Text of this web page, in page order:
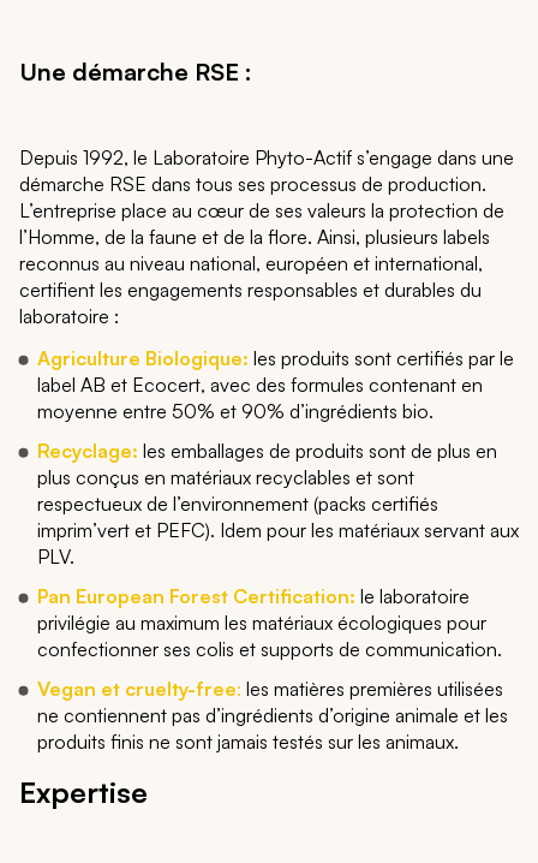
Une démarche RSE :
Depuis 1992, le Laboratoire Phyto-Actif s’engage dans une
démarche RSE dans tous ses processus de production.
L’entreprise place au cœur de ses valeurs la protection de
l’Homme, de la faune et de la flore. Ainsi, plusieurs labels
reconnus au niveau national, européen et international,
certifient les engagements responsables et durables du
laboratoire :
Agriculture Biologique: les produits sont certifiés par le
label AB et Ecocert, avec des formules contenant en
moyenne entre 50% et 90% d’ingrédients bio.
Recyclage: les emballages de produits sont de plus en
plus conçus en matériaux recyclables et sont
respectueux de l’environnement (packs certifiés
imprim’vert et PEFC). Idem pour les matériaux servant aux
PLV.
Pan European Forest Certification: le laboratoire
privilégie au maximum les matériaux écologiques pour
confectionner ses colis et supports de communication.
Vegan et cruelty-free: les matières premières utilisées
ne contiennent pas d’ingrédients d’origine animale et les
produits finis ne sont jamais testés sur les animaux.
Expertise